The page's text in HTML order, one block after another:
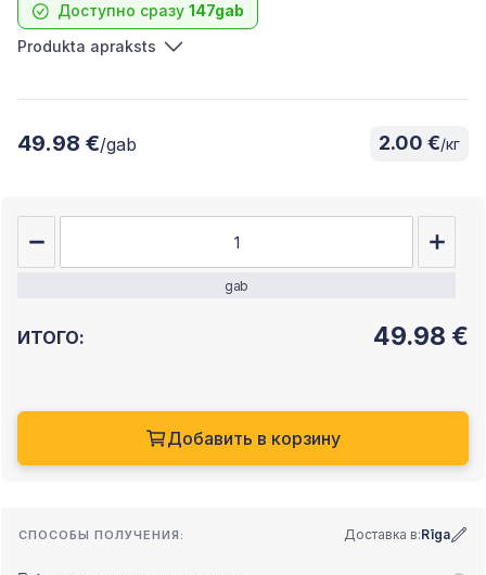
Доступно сразу 147gab
Produkta apraksts
49.98 €/gab 2.00 €/кг
gab
ИТОГО: 49.98 €
Добавить в корзину
СПОСОБЫ ПОЛУЧЕНИЯ: Доставка в:Rīga